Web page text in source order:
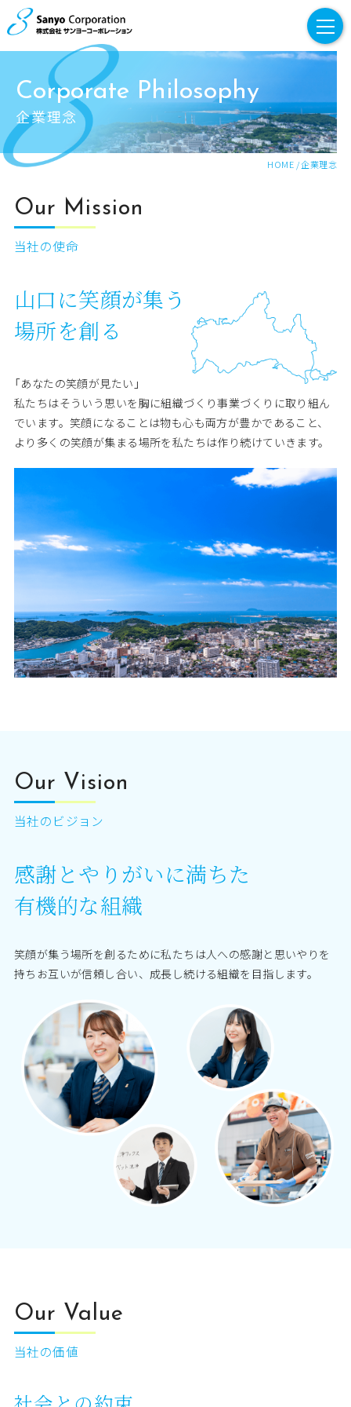
トップ
企業情報
企業理念
代表あいさつ
会社概要
事業紹介
採用メッセージ
先輩社員インタビュー
34の取り組み
募集要項
新卒採用エントリー 中途採用エントリー
Corporate Philosophy
企業理念
HOME /企業理念
Our Mission
当社の使命
山口に笑顔が集う
場所を創る
「あなたの笑顔が見たい」
私たちはそういう思いを胸に組織づくり事業づくりに取り組ん
でいます。笑顔になることは物も心も両方が豊かであること、
より多くの笑顔が集まる場所を私たちは作り続けていきます。
Our Vision
当社のビジョン
感謝とやりがいに満ちた
有機的な組織
笑顔が集う場所を創るために私たちは人への感謝と思いやりを
持ちお互いが信頼し合い、成長し続ける組織を目指します。
Our Value
当社の価値